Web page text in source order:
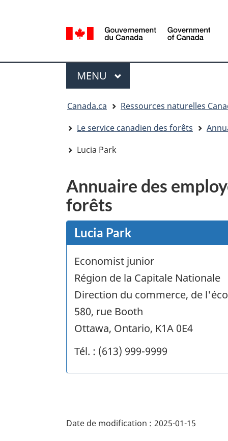
de
la
Government
MENU PRINCIPAL
Canada.ca
Ressources naturelles
Le service canadien des forêts
Lucia Park
Annuaire des
forêts
Lucia Park
Economist junior
Région de la Capitale Nationale
Direction du commerce, de
580, rue Booth
Ottawa, Ontario, K1A 0E4
Tél. : (613) 999-9999
de
Date de modification : 2025-01-15